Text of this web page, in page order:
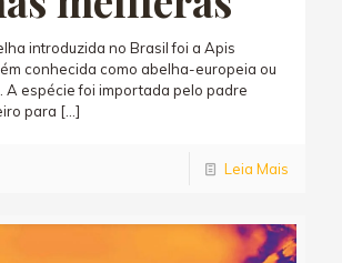
introduzida no Brasil foi a Apis
conhecida como abelha-europeia ou
A espécie foi importada pelo padre
para […]
Leia Mais